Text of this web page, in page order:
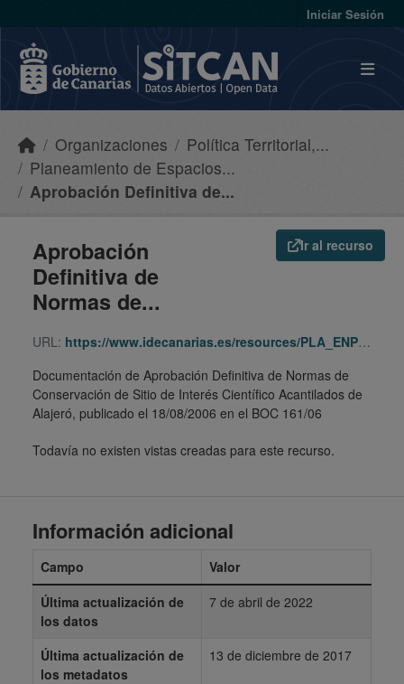
Iniciar Sesión
Organizaciones
Política Territorial,...
Planeamiento de Espacios...
Aprobación Definitiva de...
Ir al recurso
Aprobación
Definitiva de
Normas de...
URL: https://www.idecanarias.es/resources/PLA_ENP_URB/LG/AD/G-14_Acantilados_Alajero/1018/indice.html
Documentación de Aprobación Definitiva de Normas de
Conservación de Sitio de Interés Científico Acantilados de
Alajeró, publicado el 18/08/2006 en el BOC 161/06
Todavía no existen vistas creadas para este recurso.
Información adicional
Campo
Valor
Última actualización de
los datos
7 de abril de 2022
Última actualización de
los metadatos
13 de diciembre de 2017